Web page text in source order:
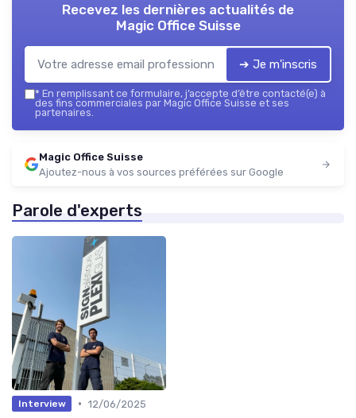
Recevez les dernières actualités de
Magic Office Suisse
➔ Je m'inscris
* En remplissant ce formulaire, j’accepte d’être contacté(e) à
des fins commerciales par Magic Office Suisse et ses
partenaires.
Magic Office Suisse
Ajoutez-nous à vos sources préférées sur Google
Parole d'experts
Interview • 12/06/2025